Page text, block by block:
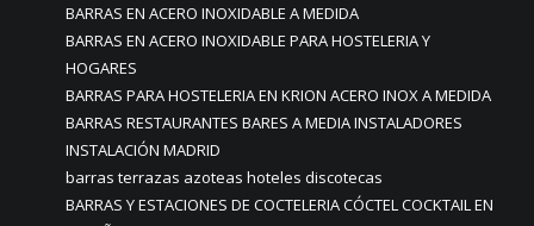
BARRAS EN ACERO INOXIDABLE A MEDIDA
BARRAS EN ACERO INOXIDABLE PARA HOSTELERIA Y
HOGARES
BARRAS PARA HOSTELERIA EN KRION ACERO INOX A MEDIDA
BARRAS RESTAURANTES BARES A MEDIA INSTALADORES
INSTALACIÓN MADRID
barras terrazas azoteas hoteles discotecas
BARRAS Y ESTACIONES DE COCTELERIA CÓCTEL COCKTAIL EN